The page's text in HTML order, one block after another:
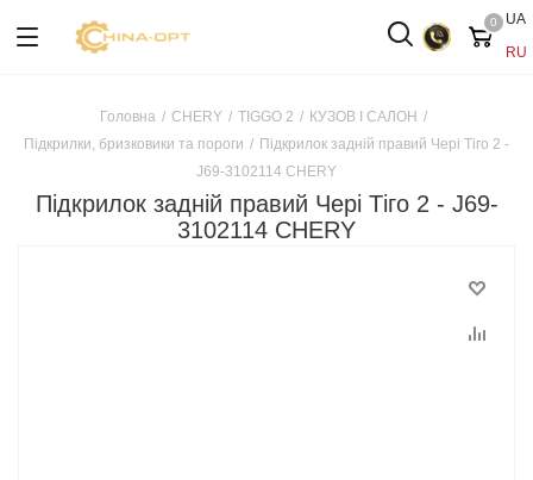
UA
RU
0
Головна / CHERY / TIGGO 2 / КУЗОВ І САЛОН /
Підкрилки, бризковики та пороги / Підкрилок задній правий Чері Тіго 2 -
J69-3102114 CHERY
Підкрилок задній правий Чері Тіго 2 - J69-
3102114 CHERY